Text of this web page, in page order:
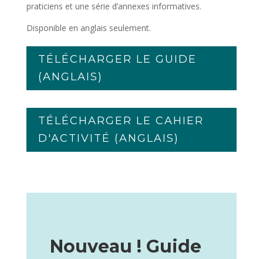
praticiens et une série d’annexes informatives.
Disponible en anglais seulement.
TÉLÉCHARGER LE GUIDE
(ANGLAIS)
TÉLÉCHARGER LE CAHIER
D'ACTIVITÉ (ANGLAIS)
Nouveau ! Guide